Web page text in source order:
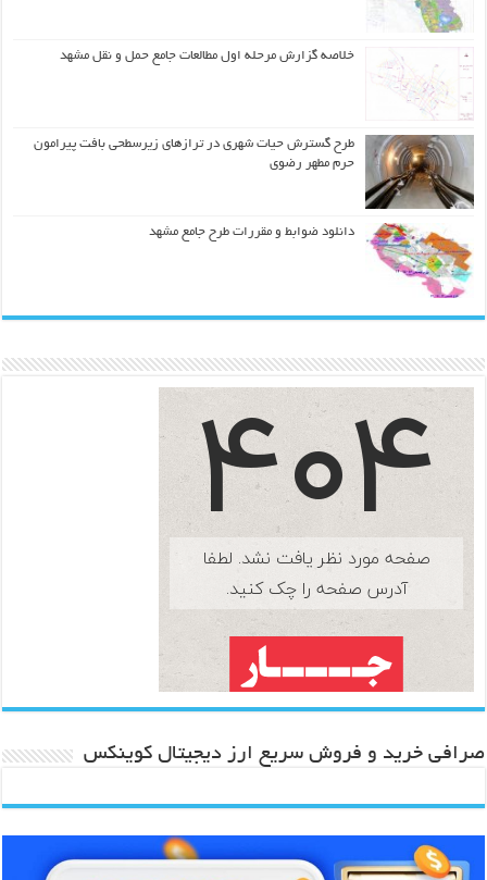
خلاصه گزارش مرحله اول مطالعات جامع حمل و نقل مشهد
طرح گسترش حیات شهري در ترازهاي زیرسطحی بافت پیرامون
حرم مطهر رضوي
دانلود ضوابط و مقررات طرح جامع مشهد
صرافی خرید و فروش سریع ارز دیجیتال کوینکس